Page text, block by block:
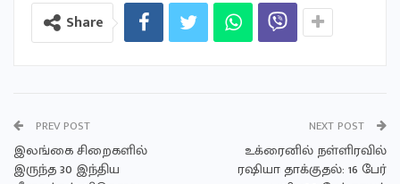
Share
PREV POST
இலங்கை சிறைகளில்
இருந்த 30 இந்திய
NEXT POST
உக்ரைனில் நள்ளிரவில்
ரஷியா தாக்குதல்: 16 பேர்